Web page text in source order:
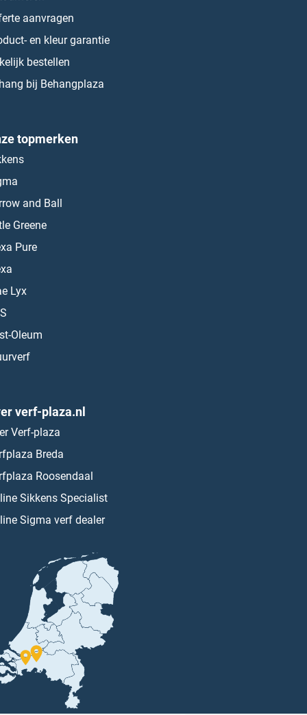
aanvragen
en kleur garantie
bestellen
bij Behangplaza
topmerken
and Ball
Greene
Pure
Lyx
Oleum
verf-plaza.nl
Verf-plaza
Breda
Roosendaal
Sikkens Specialist
Sigma verf dealer